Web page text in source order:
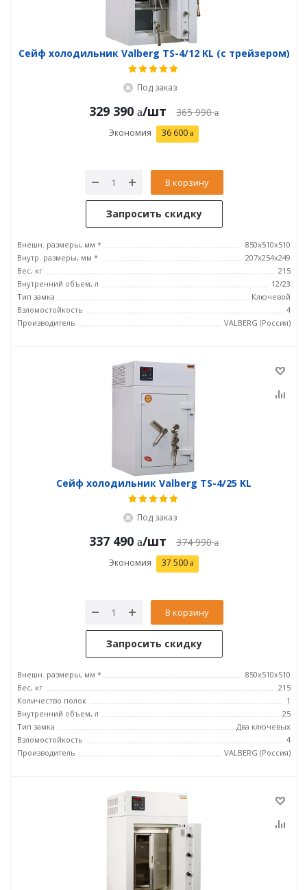
Сейф холодильник Valberg TS-4/12 KL (с трейзером)
Под заказ
329 390 /шт 365 990
Экономия 36 600
В корзину
Запросить скидку
Внешн. размеры, мм *
850x510x510
Внутр. размеры, мм *
207x254x249
Вес, кг
215
Внутренний объем, л
12/23
Тип замка
Ключевой
Взломостойкость
4
Производитель
VALBERG (Россия)
Сейф холодильник Valberg TS-4/25 KL
Под заказ
337 490 /шт 374 990
Экономия 37 500
В корзину
Запросить скидку
Внешн. размеры, мм *
850x510x510
Вес, кг
215
Количество полок
1
Внутренний объем, л
25
Тип замка
Два ключевых
Взломостойкость
4
Производитель
VALBERG (Россия)